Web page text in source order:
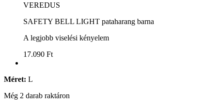
VEREDUS
SAFETY BELL LIGHT pataharang barna
A legjobb viselési kényelem
17.090 Ft
Méret: L
Még 2 darab raktáron